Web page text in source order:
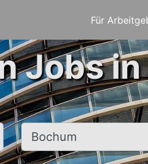
Für
Jobs
Ort, Stadt